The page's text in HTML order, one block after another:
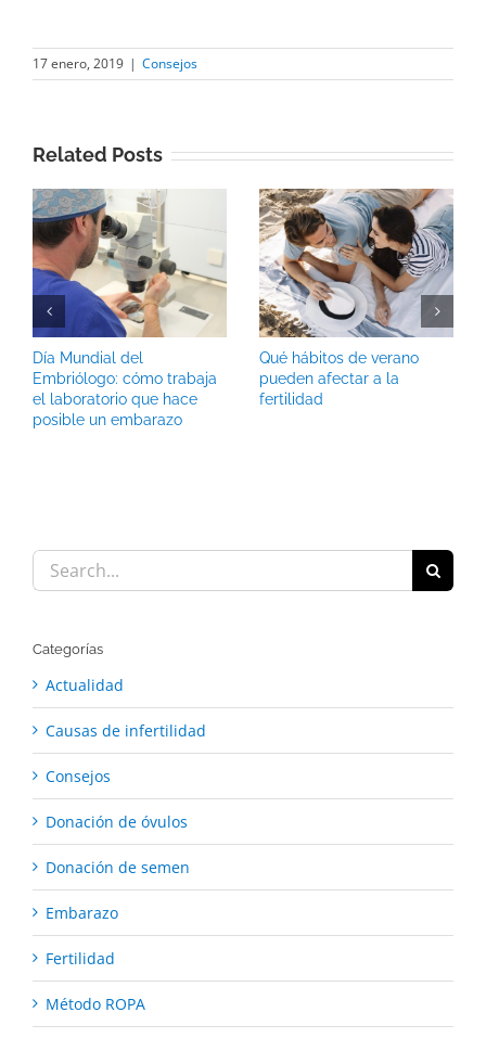
17 enero, 2019 | Consejos
Related Posts
Día Mundial del
Embriólogo: cómo trabaja
el laboratorio que hace
posible un embarazo
Qué hábitos de verano
pueden afectar a la
fertilidad
Search
for:
Categorías
Actualidad
Causas de infertilidad
Consejos
Donación de óvulos
Donación de semen
Embarazo
Fertilidad
Método ROPA